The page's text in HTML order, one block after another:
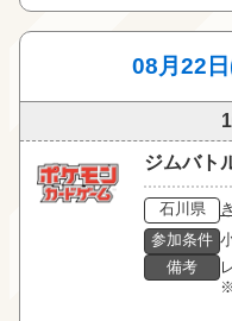
08月22
ジムバト
石川県
参加条件
備考